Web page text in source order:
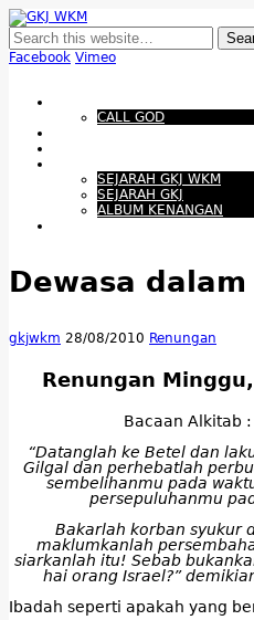
Membangun Gereja Kokoh melalui
Budaya Apresiatif
Facebook Vimeo
CALL GOD
SEJARAH GKJ WKM
SEJARAH GKJ
ALBUM KENANGAN
Dewasa
gkjwkm 28/08/2010 Renungan
Renungan
Bacaan Alkitab
“Datanglah ke Betel dan
Gilgal dan perhebatlah
sembelihanmu pada
persepuluhanmu
Bakarlah korban syukur
maklumkanlah
siarkanlah itu! Sebab
hai orang Israel?”
Ibadah seperti apakah yang